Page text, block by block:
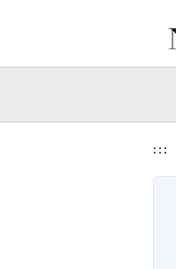
:::